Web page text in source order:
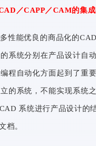
／CAPP／CAM的集成
性能优良的商品化的
系统分别在产品设计自
程自动化方面起到了重
的系统，不能实现系统
系统进行产品设计的
档。